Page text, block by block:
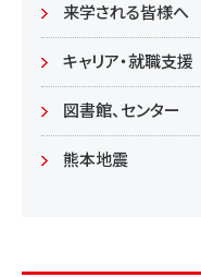
学部
大学院
来学される皆様へ
キャリア・就職支援
図書館、センター
熊本地震